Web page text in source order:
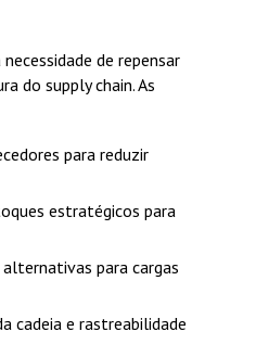
de repensar
do supply chain. As
para reduzir
estratégicos para
para cargas
cadeia e rastreabilidade